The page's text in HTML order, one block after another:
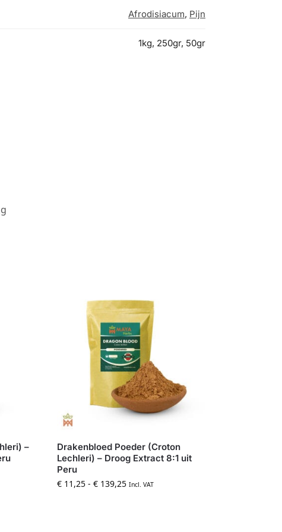
Afrodisiacum, Pijn
1kg, 250gr, 50gr
–
Drakenbloed Poeder (Croton
Lechleri) – Droog Extract 8:1 uit
Peru
€ 11,25 - € 139,25 Incl. VAT